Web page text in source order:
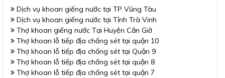
Dịch vụ khoan giếng nước tại TP Vũng Tàu
Dịch vụ khoan giếng nước tại Tỉnh Trà Vinh
Thợ khoan giếng nước Tại Huyện Cần Giờ
Thợ khoan lỗ tiếp địa chống sét tại quận 10
Thợ khoan lỗ tiếp địa chống sét tại Quận 9
Thợ khoan lỗ tiếp địa chống sét tại quận 8
Thợ khoan lỗ tiếp địa chống sét tại quận 7